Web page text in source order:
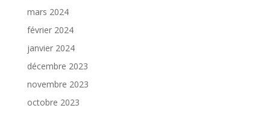
mars 2024
février 2024
janvier 2024
décembre 2023
novembre 2023
octobre 2023